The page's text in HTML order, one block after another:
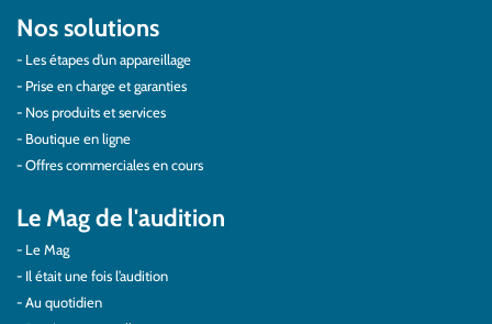
Nos solutions
Les étapes d’un appareillage
Prise en charge et garanties
Nos produits et services
Boutique en ligne
Offres commerciales en cours
Le Mag de l'audition
Le Mag
Il était une fois l’audition
Au quotidien